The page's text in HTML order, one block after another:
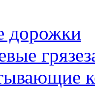
дорожки